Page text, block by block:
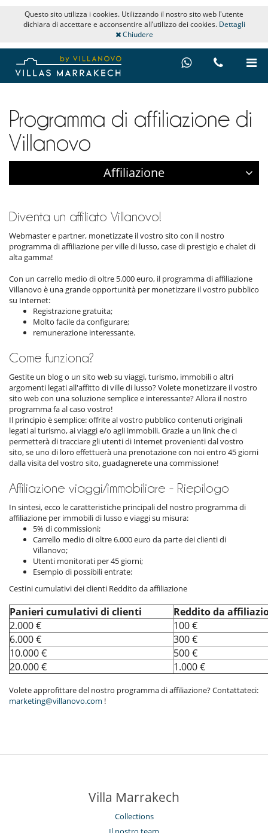
Questo sito utilizza i cookies. Utilizzando il nostro sito web l'utente
dichiara di accettare e acconsentire all’utilizzo dei cookies. Dettagli
Chiudere
Programma di affiliazione di
Villanovo
Affiliazione
Diventa un affiliato Villanovo!
Webmaster e partner, monetizzate il vostro sito con il nostro
programma di affiliazione per ville di lusso, case di prestigio e chalet di
alta gamma!
Con un carrello medio di oltre 5.000 euro, il programma di affiliazione
Villanovo è una grande opportunità per monetizzare il vostro pubblico
su Internet:
Registrazione gratuita;
Molto facile da configurare;
remunerazione interessante.
Come funziona?
Gestite un blog o un sito web su viaggi, turismo, immobili o altri
argomenti legati all'affitto di ville di lusso? Volete monetizzare il vostro
sito web con una soluzione semplice e interessante? Allora il nostro
programma fa al caso vostro!
Il principio è semplice: offrite al vostro pubblico contenuti originali
legati al turismo, ai viaggi e/o agli immobili. Grazie a un link che ci
permetterà di tracciare gli utenti di Internet provenienti dal vostro
sito, se uno di loro effettuerà una prenotazione con noi entro 45 giorni
dalla visita del vostro sito, guadagnerete una commissione!
Affiliazione viaggi/immobiliare - Riepilogo
In sintesi, ecco le caratteristiche principali del nostro programma di
affiliazione per immobili di lusso e viaggi su misura:
5% di commissioni;
Carrello medio di oltre 6.000 euro da parte dei clienti di
Villanovo;
Utenti monitorati per 45 giorni;
Esempio di possibili entrate:
Cestini cumulativi dei clienti Reddito da affiliazione
Panieri cumulativi di clienti
Reddito da
2.000 €
100 €
6.000 €
300 €
10.000 €
500 €
20.000 €
1.000 €
Volete approfittare del nostro programma di affiliazione? Contattateci:
marketing@villanovo.com !
Villa Marrakech
Collections